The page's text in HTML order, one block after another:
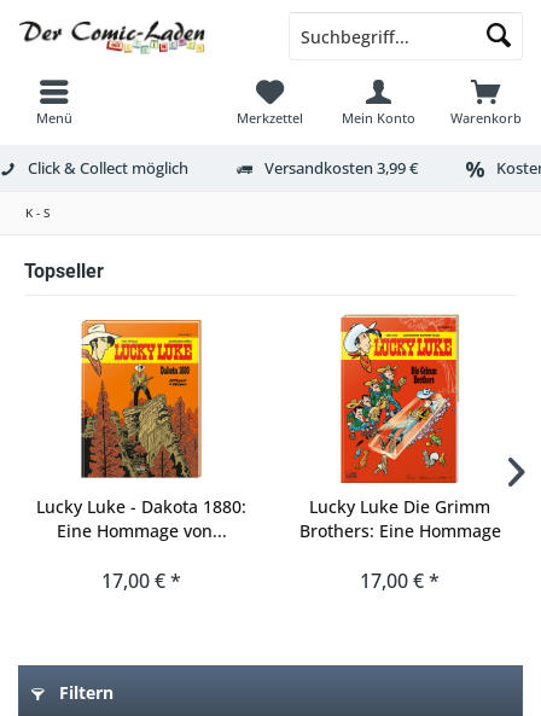
Menü Warenkorb
Merkzettel Mein Konto
Click & Collect möglich Versandkosten 3,99 €
K - S
Topseller
Lucky Luke - Dakota 1880:
Eine Hommage von...
17,00 € *
Lucky Luke Die Grimm
Brothers: Eine Hommage
17,00 € *
Filtern